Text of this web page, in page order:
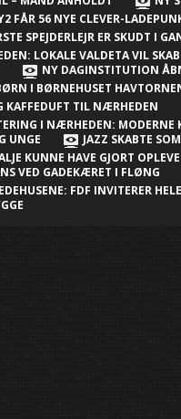
i Nærheden:
samle børn og
i City2 –
have gjort
bedre
i Fløng
FÅR 56 NYE CLEVER-
SPEJDERLEJR ER SKUDT I
LOKALE VALDETA VIL
NY DAGINSTITUTION
I BØRNEHUSET
KAFFEDUFT TIL NÆRHEDEN
I NÆRHEDEN: MODERNE
UNGE
JAZZ SKABTE
KUNNE HAVE GJORT
VED GADEKÆRET I FLØNG
FDF INVITERER